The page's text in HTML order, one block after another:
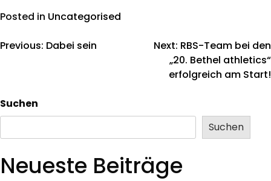
Posted in Uncategorised
Previous: Dabei sein Next: RBS-Team bei den
„20. Bethel athletics“
erfolgreich am Start!
Suchen
Suchen
Neueste Beiträge